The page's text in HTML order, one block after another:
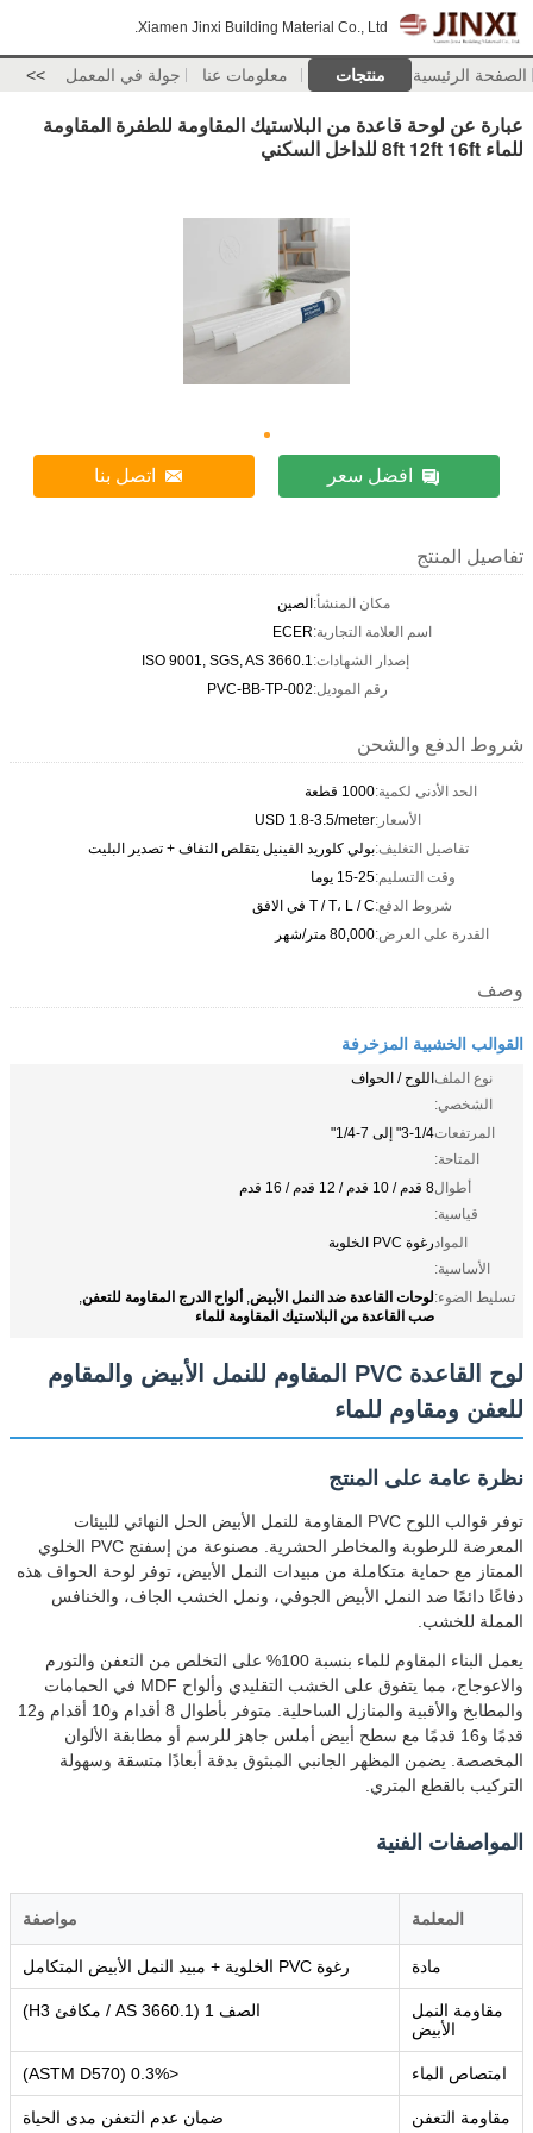
Xiamen Jinxi Building Material Co., Ltd.
الصفحة الرئيسية منتجات معلومات عنا جولة في المعمل >>
عبارة عن لوحة قاعدة من البلاستيك المقاومة للطفرة المقاومة
للماء 8ft 12ft 16ft للداخل السكني
افضل سعر اتصل بنا
تفاصيل المنتج
مكان المنشأ:الصين
اسم العلامة التجارية:ECER
إصدار الشهادات:ISO 9001, SGS, AS 3660.1
رقم الموديل:PVC-BB-TP-002
شروط الدفع والشحن
الحد الأدنى لكمية:1000 قطعة
الأسعار:USD 1.8-3.5/meter
تفاصيل التغليف:بولي كلوريد الفينيل يتقلص التفاف + تصدير البليت
وقت التسليم:15-25 يوما
شروط الدفع:T / T، L / C في الافق
القدرة على العرض:80,000 متر/شهر
وصف
القوالب الخشبية المزخرفة
نوع الملف
الشخصي:
اللوح / الحواف
المرتفعات
المتاحة:
3-1/4" إلى 7-1/4"
أطوال
قياسية:
8 قدم / 10 قدم / 12 قدم / 16 قدم
المواد
الأساسية:
رغوة PVC الخلوية
تسليط الضوء:لوحات القاعدة ضد النمل الأبيض,ألواح الدرج المقاومة للتعفن,
صب القاعدة من البلاستيك المقاومة للماء
لوح القاعدة PVC المقاوم للنمل الأبيض والمقاوم
للعفن ومقاوم للماء
نظرة عامة على المنتج
توفر قوالب اللوح PVC المقاومة للنمل الأبيض الحل النهائي للبيئات
المعرضة للرطوبة والمخاطر الحشرية. مصنوعة من إسفنج PVC الخلوي
الممتاز مع حماية متكاملة من مبيدات النمل الأبيض، توفر لوحة الحواف هذه
دفاعًا دائمًا ضد النمل الأبيض الجوفي، ونمل الخشب الجاف، والخنافس
المملة للخشب.
يعمل البناء المقاوم للماء بنسبة 100% على التخلص من التعفن والتورم
والاعوجاج، مما يتفوق على الخشب التقليدي وألواح MDF في الحمامات
والمطابخ والأقبية والمنازل الساحلية. متوفر بأطوال 8 أقدام و10 أقدام و12
قدمًا و16 قدمًا مع سطح أبيض أملس جاهز للرسم أو مطابقة الألوان
المخصصة. يضمن المظهر الجانبي المبثوق بدقة أبعادًا متسقة وسهولة
التركيب بالقطع المتري.
المواصفات الفنية
المعلمة مواصفة
مادة رغوة PVC الخلوية + مبيد النمل الأبيض المتكامل
مقاومة النمل
الأبيض
الصف 1 (AS 3660.1 / مكافئ H3)
امتصاص الماء <0.3% (ASTM D570)
مقاومة التعفن ضمان عدم التعفن مدى الحياة